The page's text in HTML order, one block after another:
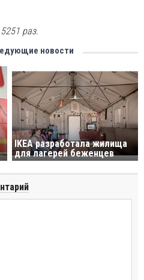
раз.
новости
IKEA разработала жилища
для лагерей беженцев